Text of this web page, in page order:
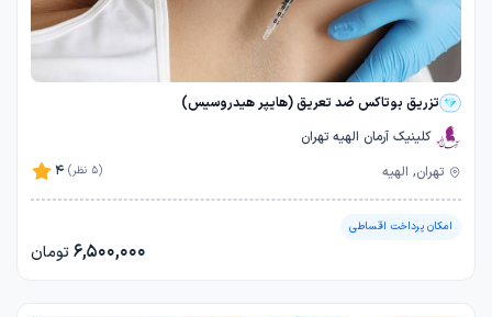
تزریق بوتاکس ضد تعریق (هایپر هیدروسیس)
کلینیک آرمان الهیه تهران
4
(5 نظر) تهران, الهیه
امکان پرداخت اقساطی
6,500,000تومان